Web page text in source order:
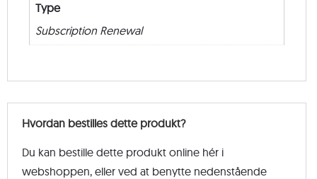
Type
Subscription Renewal
Hvordan bestilles dette produkt?
Du kan bestille dette produkt online hér i
webshoppen, eller ved at benytte nedenstående